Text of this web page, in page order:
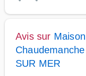
Avis sur Maison
Chaudemanche
SUR MER